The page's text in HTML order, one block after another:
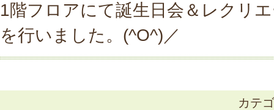
1階フロアにて誕生日会＆レクリ
を行いました。(^O^)／
カテ